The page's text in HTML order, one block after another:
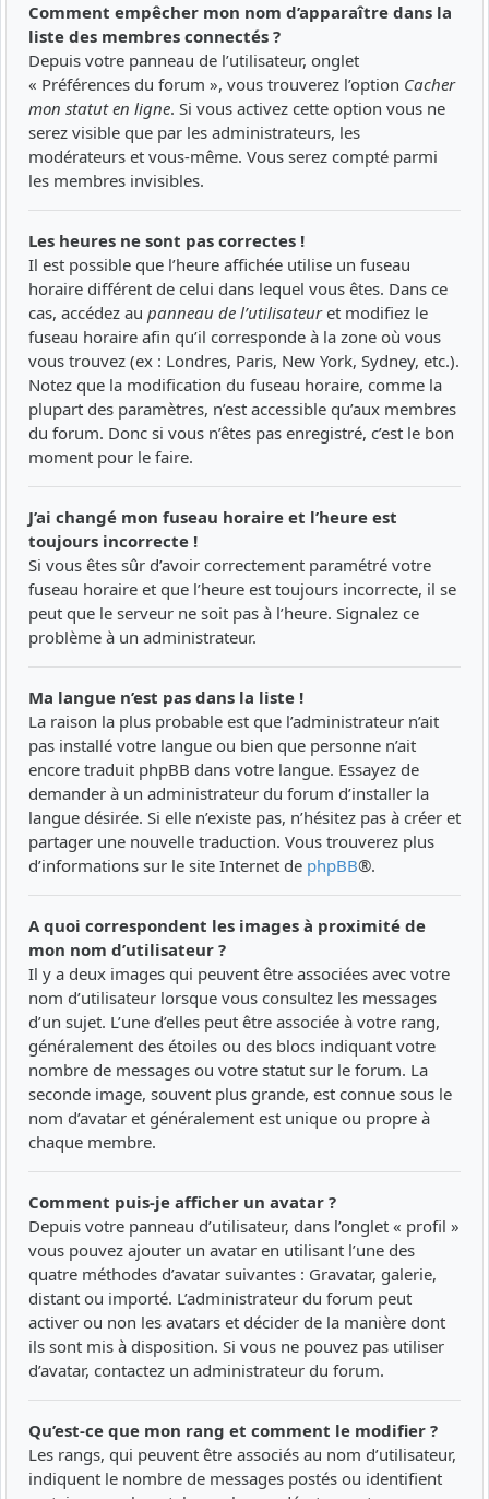
Comment empêcher mon nom d’apparaître dans la
liste des membres connectés ?
Depuis votre panneau de l’utilisateur, onglet
« Préférences du forum », vous trouverez l’option Cacher
mon statut en ligne. Si vous activez cette option vous ne
serez visible que par les administrateurs, les
modérateurs et vous-même. Vous serez compté parmi
les membres invisibles.
Les heures ne sont pas correctes !
Il est possible que l’heure affichée utilise un fuseau
horaire différent de celui dans lequel vous êtes. Dans ce
cas, accédez au panneau de l’utilisateuret modifiez le
fuseau horaire afin qu’il corresponde à la zone où vous
vous trouvez (ex : Londres, Paris, New York, Sydney, etc.).
Notez que la modification du fuseau horaire, comme la
plupart des paramètres, n’est accessible qu’aux membres
du forum. Donc si vous n’êtes pas enregistré, c’est le bon
moment pour le faire.
J’ai changé mon fuseau horaire et l’heure est
toujours incorrecte !
Si vous êtes sûr d’avoir correctement paramétré votre
fuseau horaire et que l’heure est toujours incorrecte, il se
peut que le serveur ne soit pas à l’heure. Signalez ce
problème à un administrateur.
Ma langue n’est pas dans la liste !
La raison la plus probable est que l’administrateur n’ait
pas installé votre langue ou bien que personne n’ait
encore traduit phpBB dans votre langue. Essayez de
demander à un administrateur du forum d’installer la
langue désirée. Si elle n’existe pas, n’hésitez pas à créer et
partager une nouvelle traduction. Vous trouverez plus
d’informations sur le site Internet de phpBB®.
A quoi correspondent les images à proximité de
mon nom d’utilisateur ?
Il y a deux images qui peuvent être associées avec votre
nom d’utilisateur lorsque vous consultez les messages
d’un sujet. L’une d’elles peut être associée à votre rang,
généralement des étoiles ou des blocs indiquant votre
nombre de messages ou votre statut sur le forum. La
seconde image, souvent plus grande, est connue sous le
nom d’avatar et généralement est unique ou propre à
chaque membre.
Comment puis-je afficher un avatar ?
Depuis votre panneau d’utilisateur, dans l’onglet « profil »
vous pouvez ajouter un avatar en utilisant l’une des
quatre méthodes d’avatar suivantes : Gravatar, galerie,
distant ou importé. L’administrateur du forum peut
activer ou non les avatars et décider de la manière dont
ils sont mis à disposition. Si vous ne pouvez pas utiliser
d’avatar, contactez un administrateur du forum.
Qu’est-ce que mon rang et comment le modifier ?
Les rangs, qui peuvent être associés au nom d’utilisateur,
indiquent le nombre de messages postés ou identifient